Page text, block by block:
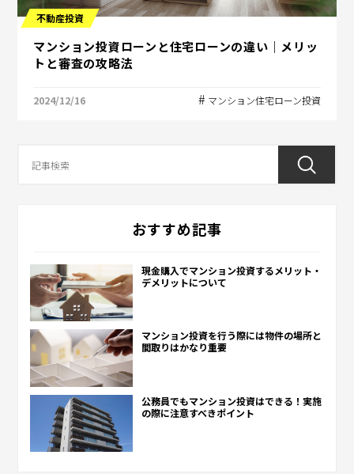
不動産投資
マンション投資ローンと住宅ローンの違い｜メリッ
トと審査の攻略法
2024/12/16 マンション住宅ローン投資
おすすめ記事
現金購入でマンション投資するメリット・
デメリットについて
マンション投資を行う際には物件の場所と
間取りはかなり重要
公務員でもマンション投資はできる！実施
の際に注意すべきポイント